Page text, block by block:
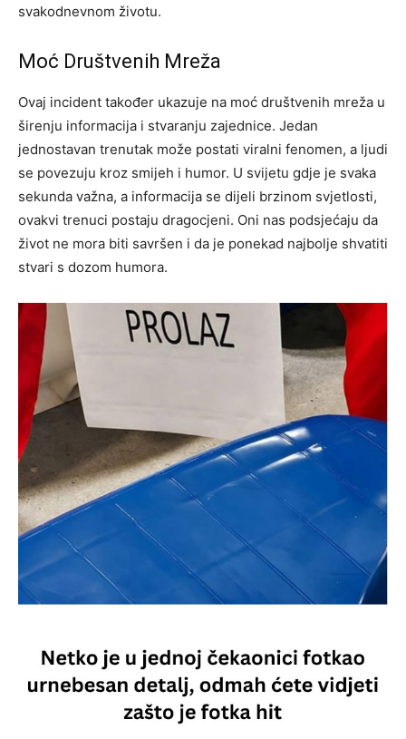
svakodnevnom životu.
Moć Društvenih Mreža
Ovaj incident također ukazuje na moć društvenih mreža u
širenju informacija i stvaranju zajednice. Jedan
jednostavan trenutak može postati viralni fenomen, a ljudi
se povezuju kroz smijeh i humor. U svijetu gdje je svaka
sekunda važna, a informacija se dijeli brzinom svjetlosti,
ovakvi trenuci postaju dragocjeni. Oni nas podsjećaju da
život ne mora biti savršen i da je ponekad najbolje shvatiti
stvari s dozom humora.